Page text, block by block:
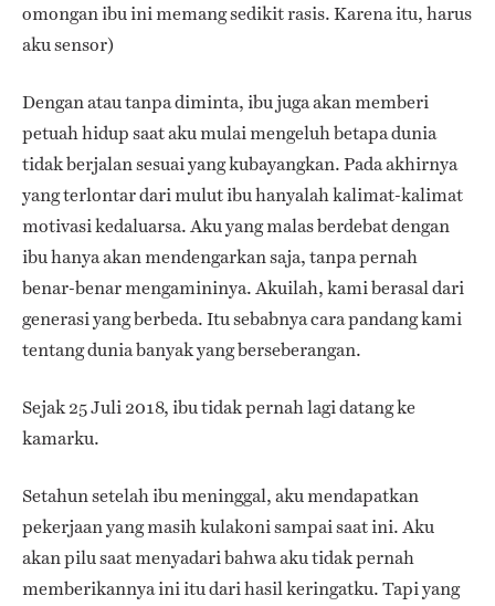
omongan ibu ini memang sedikit rasis. Karena itu, harus
aku sensor)
Dengan atau tanpa diminta, ibu juga akan memberi
petuah hidup saat aku mulai mengeluh betapa dunia
tidak berjalan sesuai yang kubayangkan. Pada akhirnya
yang terlontar dari mulut ibu hanyalah kalimat-kalimat
motivasi kedaluarsa. Aku yang malas berdebat dengan
ibu hanya akan mendengarkan saja, tanpa pernah
benar-benar mengamininya. Akuilah, kami berasal dari
generasi yang berbeda. Itu sebabnya cara pandang kami
tentang dunia banyak yang berseberangan.
Sejak 25 Juli 2018, ibu tidak pernah lagi datang ke
kamarku.
Setahun setelah ibu meninggal, aku mendapatkan
pekerjaan yang masih kulakoni sampai saat ini. Aku
akan pilu saat menyadari bahwa aku tidak pernah
memberikannya ini itu dari hasil keringatku. Tapi yang